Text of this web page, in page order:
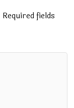
Required fields